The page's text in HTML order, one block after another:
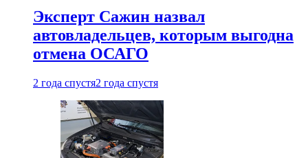
Эксперт Сажин назвал
автовладельцев, которым выгодна
отмена ОСАГО
2 года спустя2 года спустя